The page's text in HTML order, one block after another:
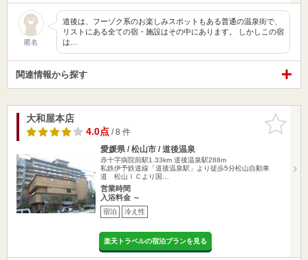
匿名
道後は、フーゾク系のお楽しみスポットもある普通の温泉街で、
リストにある全ての宿・施設はその中にあります。 しかしこの宿
は…
関連情報から探す
お気に入
りに追加
大和屋本店
4.0点/ 8 件
愛媛県 / 松山市 / 道後温泉
赤十字病院前駅1.33km 道後温泉駅288m
私鉄伊予鉄道線「道後温泉駅」より徒歩5分松山自動車
道 松山ＩＣより国…
営業時間
入浴料金 ～
宿泊 冷え性
楽天トラベルの宿泊プランを見る